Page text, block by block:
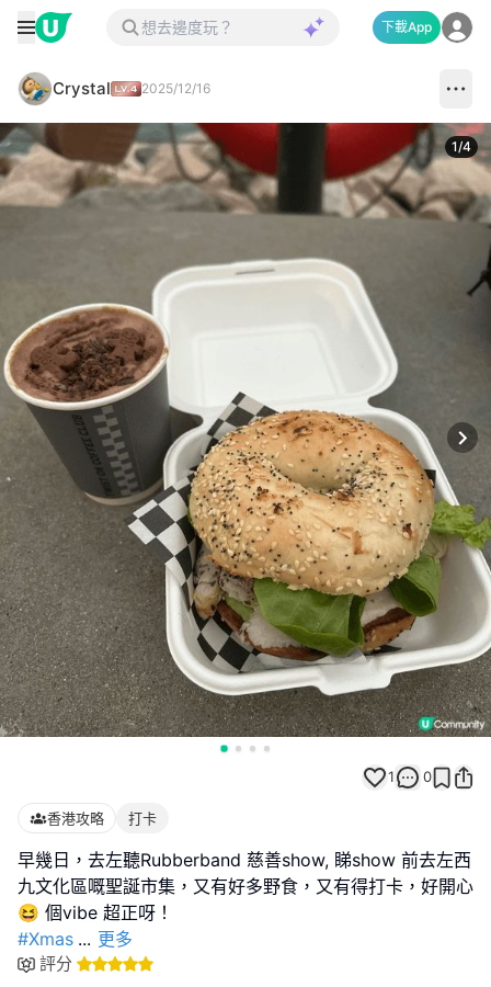
下載App
Crystal 2025/12/16
1/4
1 0
香港攻略 打卡
早幾日，去左聽Rubberband 慈善show, 睇show 前去左西
九文化區嘅聖誕市集，又有好多野食，又有得打卡，好開心
#Xmas ... 更多
評分